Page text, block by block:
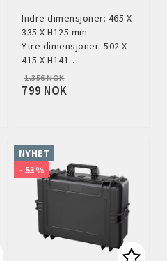
Indre dimensjoner: 465 X
335 X H125 mm
Ytre dimensjoner: 502 X
415 X H141…
1.356 NOK
799 NOK
NYHET
- 53%